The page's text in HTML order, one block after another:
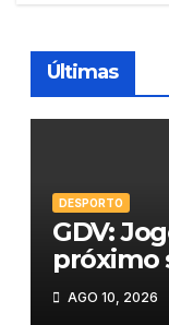
Últimas
DESPORTO
GDV:
próximo
AGO 10, 2026